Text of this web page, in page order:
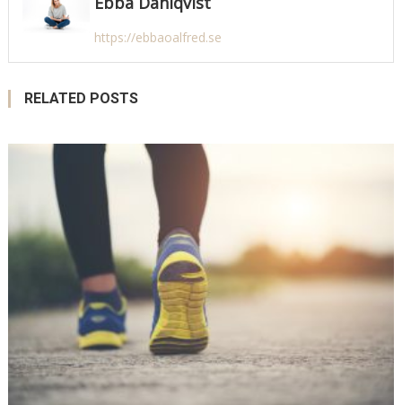
https://ebbaoalfred.se
RELATED POSTS